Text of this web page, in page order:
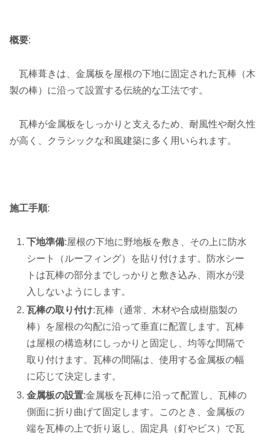
概要:
瓦棒葺きは、金属板を屋根の下地に固定された瓦棒（木
製の棒）に沿って設置する伝統的な工法です。
瓦棒が金属板をしっかりと支えるため、耐風性や耐久性
が高く、クラシックな和風建築に多く用いられます。
施工手順:
下地準備:屋根の下地に野地板を敷き、その上に防水
シート（ルーフィング）を貼り付けます。防水シー
トは瓦棒の部分までしっかりと敷き込み、雨水が浸
入しないようにします。
瓦棒の取り付け:瓦棒（通常、木材や合成樹脂製の
棒）を屋根の勾配に沿って垂直に配置します。瓦棒
は屋根の構造材にしっかりと固定し、均等な間隔で
取り付けます。瓦棒の間隔は、使用する金属板の幅
に応じて決定します。
金属板の設置:金属板を瓦棒に沿って配置し、瓦棒の
側面に折り曲げて固定します。このとき、金属板の
端を瓦棒の上で折り返し、固定具（釘やビス）で瓦